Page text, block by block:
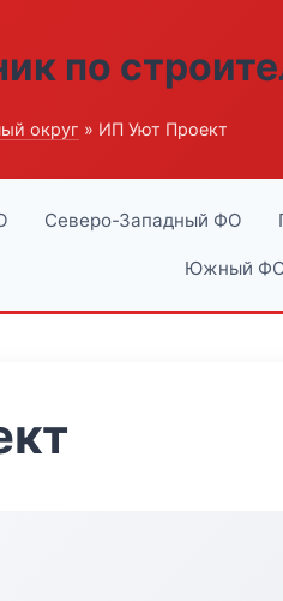
по
округ » ИП Уют Проект
Северо-Западный ФО
Южный